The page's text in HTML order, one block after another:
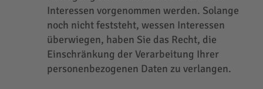
Interessen vorgenommen werden. Solange
noch nicht feststeht, wessen Interessen
überwiegen, haben Sie das Recht, die
Einschränkung der Verarbeitung Ihrer
personenbezogenen Daten zu verlangen.